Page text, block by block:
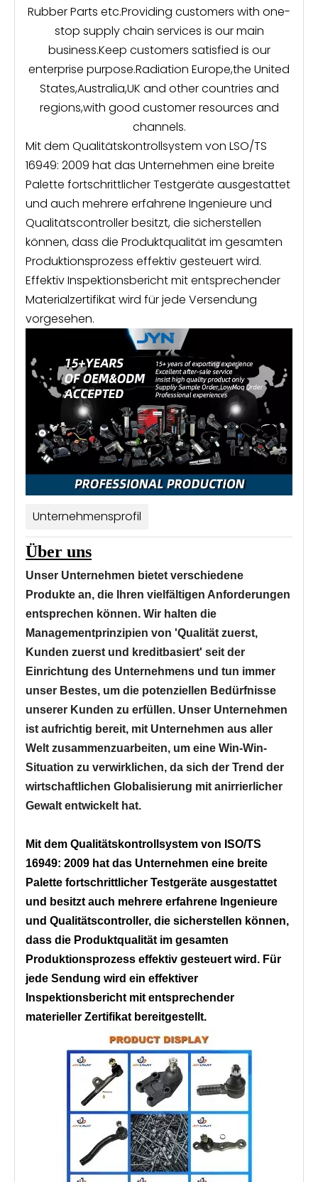
Rubber Parts etc.Providing customers with one-
stop supply chain services is our main
business.Keep customers satisfied is our
enterprise purpose.Radiation Europe,the United
States,Australia,UK and other countries and
regions,with good customer resources and
channels.
Mit dem Qualitätskontrollsystem von LSO/TS
16949: 2009 hat das Unternehmen eine breite
Palette fortschrittlicher Testgeräte ausgestattet
und auch mehrere erfahrene Ingenieure und
Qualitätscontroller besitzt, die sicherstellen
können, dass die Produktqualität im gesamten
Produktionsprozess effektiv gesteuert wird.
Effektiv Inspektionsbericht mit entsprechender
Materialzertifikat wird für jede Versendung
vorgesehen.
Unternehmensprofil
Über uns
Unser Unternehmen bietet verschiedene
Produkte an, die Ihren vielfältigen Anforderungen
entsprechen können. Wir halten die
Managementprinzipien von 'Qualität zuerst,
Kunden zuerst und kreditbasiert' seit der
Einrichtung des Unternehmens und tun immer
unser Bestes, um die potenziellen Bedürfnisse
unserer Kunden zu erfüllen. Unser Unternehmen
ist aufrichtig bereit, mit Unternehmen aus aller
Welt zusammenzuarbeiten, um eine Win-Win-
Situation zu verwirklichen, da sich der Trend der
wirtschaftlichen Globalisierung mit anirrierlicher
Gewalt entwickelt hat.
Mit dem Qualitätskontrollsystem von ISO/TS
16949: 2009 hat das Unternehmen eine breite
Palette fortschrittlicher Testgeräte ausgestattet
und besitzt auch mehrere erfahrene Ingenieure
und Qualitätscontroller, die sicherstellen können,
dass die Produktqualität im gesamten
Produktionsprozess effektiv gesteuert wird. Für
jede Sendung wird ein effektiver
Inspektionsbericht mit entsprechender
materieller Zertifikat bereitgestellt.